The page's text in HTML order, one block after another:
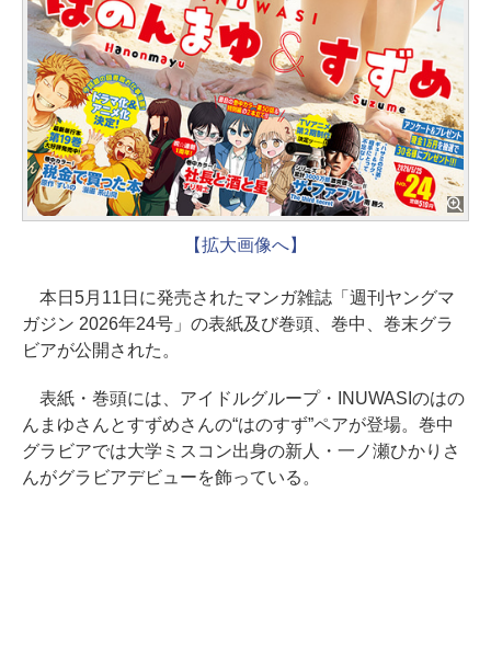
【拡大画像へ】
本日5月11日に発売されたマンガ雑誌「週刊ヤングマ
ガジン 2026年24号」の表紙及び巻頭、巻中、巻末グラ
ビアが公開された。
表紙・巻頭には、アイドルグループ・INUWASIのはの
んまゆさんとすずめさんの“はのすず”ペアが登場。巻中
グラビアでは大学ミスコン出身の新人・一ノ瀬ひかりさ
んがグラビアデビューを飾っている。